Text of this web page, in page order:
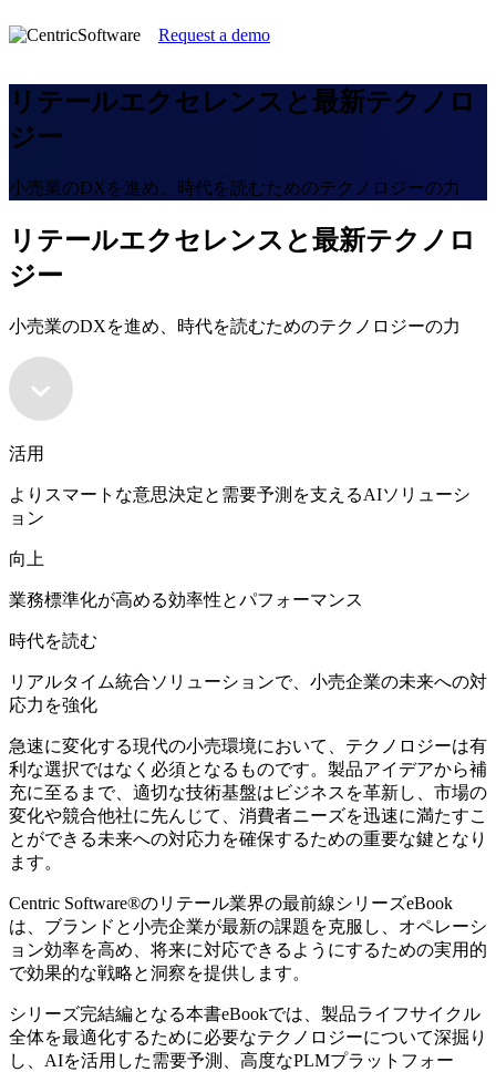
Request a demo
リテールエクセレンスと最新テクノロ
ジー
小売業のDXを進め、時代を読むためのテクノロジーの力
リテールエクセレンスと最新テクノロ
ジー
小売業のDXを進め、時代を読むためのテクノロジーの力
活用
よりスマートな意思決定と需要予測を支えるAIソリューシ
ョン
向上
業務標準化が高める効率性とパフォーマンス
時代を読む
リアルタイム統合ソリューションで、小売企業の未来への対
応力を強化
急速に変化する現代の小売環境において、テクノロジーは有
利な選択ではなく必須となるものです。製品アイデアから補
充に至るまで、適切な技術基盤はビジネスを革新し、市場の
変化や競合他社に先んじて、消費者ニーズを迅速に満たすこ
とができる未来への対応力を確保するための重要な鍵となり
ます。
Centric Software®のリテール業界の最前線シリーズeBook
は、ブランドと小売企業が最新の課題を克服し、オペレーシ
ョン効率を高め、将来に対応できるようにするための実用的
で効果的な戦略と洞察を提供します。
シリーズ完結編となる本書eBookでは、製品ライフサイクル
全体を最適化するために必要なテクノロジーについて深掘り
し、AIを活用した需要予測、高度なPLMプラットフォー